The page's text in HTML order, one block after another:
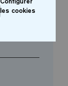
arrow_drop_down
les cookies